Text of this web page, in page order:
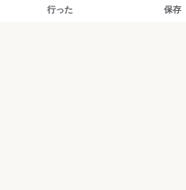
行った 保存